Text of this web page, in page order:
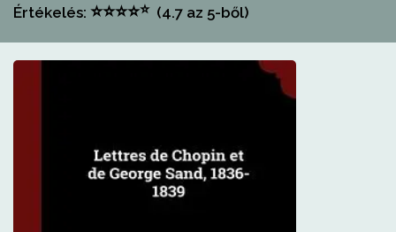
Értékelés: ⭐⭐⭐⭐⭐(4.7 az 5-ből)